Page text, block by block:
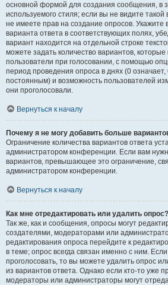
основной формой для создания сообщения, в
используемого стиля; если вы не видите
не имеете прав на создание опросов. Укажите
варианта ответа в соответствующих полях,
вариант находится на отдельной строке
можете задать количество вариантов, которые
пользователи при голосовании, с помощью
период проведения опроса в днях (0 означает,
постоянным) и возможность пользователей
они проголосовали.
Вернуться к началу
Почему я не могу добавить больше
Ограничение количества вариантов ответа
администратором конференции. Если вам
вариантов, превышающее это ограничение,
администратором конференции.
Вернуться к началу
Как мне отредактировать или удалить опрос?
Так же, как и сообщения, опросы могут
создателями, модераторами или
редактирования опроса перейдите к
в теме; опрос всегда связан именно с ним.
проголосовать, то вы можете удалить опрос
из вариантов ответа. Однако если кто-то уже
модераторы или администраторы могут